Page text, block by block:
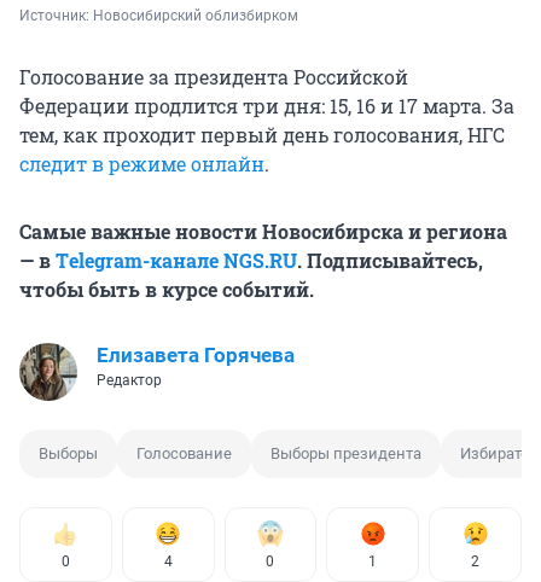
Источник: Новосибирский облизбирком
Голосование за президента Российской
Федерации продлится три дня: 15, 16 и 17 марта. За
тем, как проходит первый день голосования, НГС
следит в режиме онлайн.
Самые важные новости Новосибирска и региона
— вТelegram-канале NGS.RU. Подписывайтесь,
чтобы быть в курсе событий.
Елизавета Горячева
Редактор
Выборы Голосование Выборы президента
0 4 0 1 2